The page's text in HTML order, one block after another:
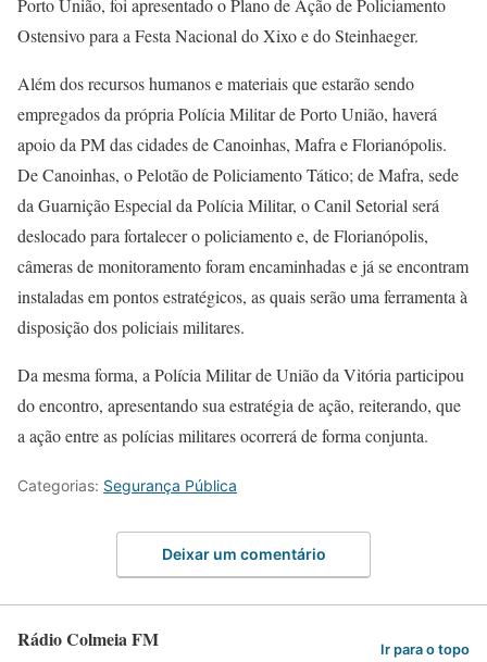
Porto União, foi apresentado o Plano de Ação de Policiamento
Ostensivo para a Festa Nacional do Xixo e do Steinhaeger.
Além dos recursos humanos e materiais que estarão sendo
empregados da própria Polícia Militar de Porto União, haverá
apoio da PM das cidades de Canoinhas, Mafra e Florianópolis.
De Canoinhas, o Pelotão de Policiamento Tático; de Mafra, sede
da Guarnição Especial da Polícia Militar, o Canil Setorial será
deslocado para fortalecer o policiamento e, de Florianópolis,
câmeras de monitoramento foram encaminhadas e já se encontram
instaladas em pontos estratégicos, as quais serão uma ferramenta à
disposição dos policiais militares.
Da mesma forma, a Polícia Militar de União da Vitória participou
do encontro, apresentando sua estratégia de ação, reiterando, que
a ação entre as polícias militares ocorrerá de forma conjunta.
Categorias: Segurança Pública
Deixar um comentário
Rádio Colmeia FM Ir para o topo